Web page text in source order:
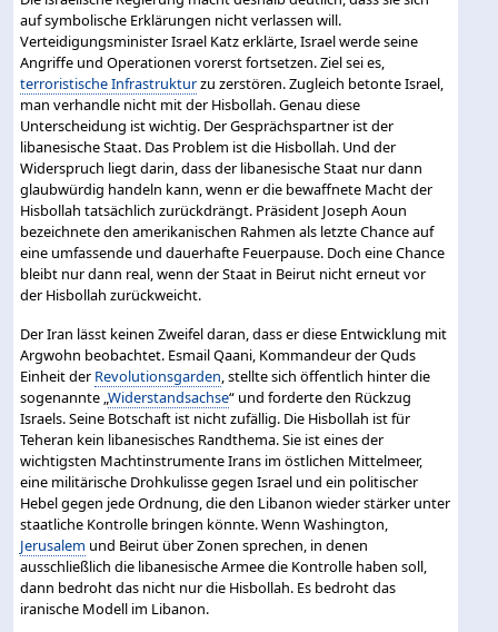
auf symbolische Erklärungen nicht verlassen will.
Verteidigungsminister Israel Katz erklärte, Israel werde seine
Angriffe und Operationen vorerst fortsetzen. Ziel sei es,
terroristische Infrastrukturzu zerstören. Zugleich betonte Israel,
man verhandle nicht mit der Hisbollah. Genau diese
Unterscheidung ist wichtig. Der Gesprächspartner ist der
libanesische Staat. Das Problem ist die Hisbollah. Und der
Widerspruch liegt darin, dass der libanesische Staat nur dann
glaubwürdig handeln kann, wenn er die bewaffnete Macht der
Hisbollah tatsächlich zurückdrängt. Präsident Joseph Aoun
bezeichnete den amerikanischen Rahmen als letzte Chance auf
eine umfassende und dauerhafte Feuerpause. Doch eine Chance
bleibt nur dann real, wenn der Staat in Beirut nicht erneut vor
der Hisbollah zurückweicht.
Der Iran lässt keinen Zweifel daran, dass er diese Entwicklung mit
Argwohn beobachtet. Esmail Qaani, Kommandeur der Quds
Einheit der Revolutionsgarden , stellte sich öffentlich hinter die
sogenannte „Widerstandsachse“ und forderte den Rückzug
Israels. Seine Botschaft ist nicht zufällig. Die Hisbollah ist für
Teheran kein libanesisches Randthema. Sie ist eines der
wichtigsten Machtinstrumente Irans im östlichen Mittelmeer,
eine militärische Drohkulisse gegen Israel und ein politischer
Hebel gegen jede Ordnung, die den Libanon wieder stärker unter
staatliche Kontrolle bringen könnte. Wenn Washington,
Jerusalem und Beirut über Zonen sprechen, in denen
ausschließlich die libanesische Armee die Kontrolle haben soll,
dann bedroht das nicht nur die Hisbollah. Es bedroht das
iranische Modell im Libanon.